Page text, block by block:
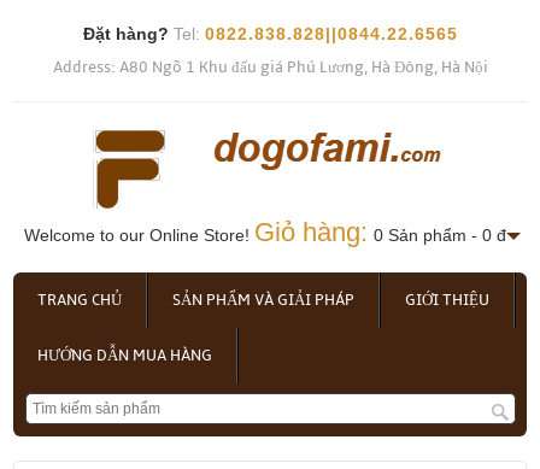
Đặt hàng? Tel: 0822.838.828||0844.22.6565
Address: A80 Ngõ 1 Khu đấu giá Phú Lương, Hà Đông, Hà Nội
Welcome to our Online Store! Giỏ hàng: 0 Sản phẩm - 0 đ
TRANG CHỦ SẢN PHẨM VÀ GIẢI PHÁP GIỚI THIỆU
HƯỚNG DẪN MUA HÀNG